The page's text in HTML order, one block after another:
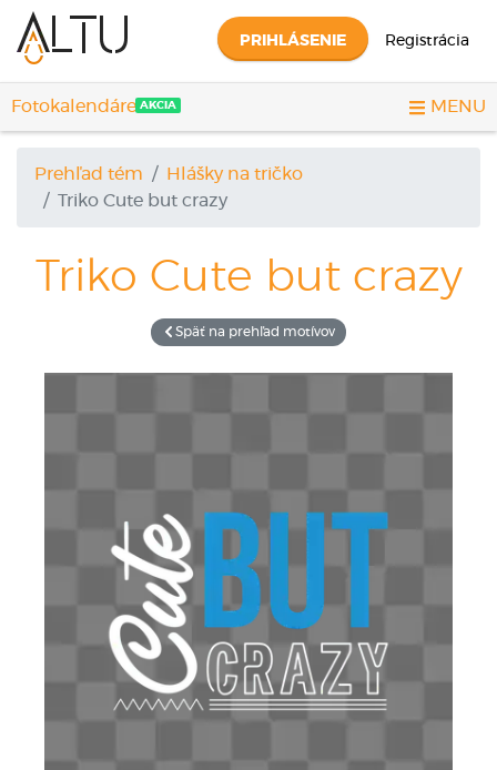
PRIHLÁSENIE Registrácia
Fotokalendáre AKCIA MENU
Prehľad tém
Hlášky na tričko
Triko Cute but crazy
Triko Cute but crazy
Späť na prehľad motívov